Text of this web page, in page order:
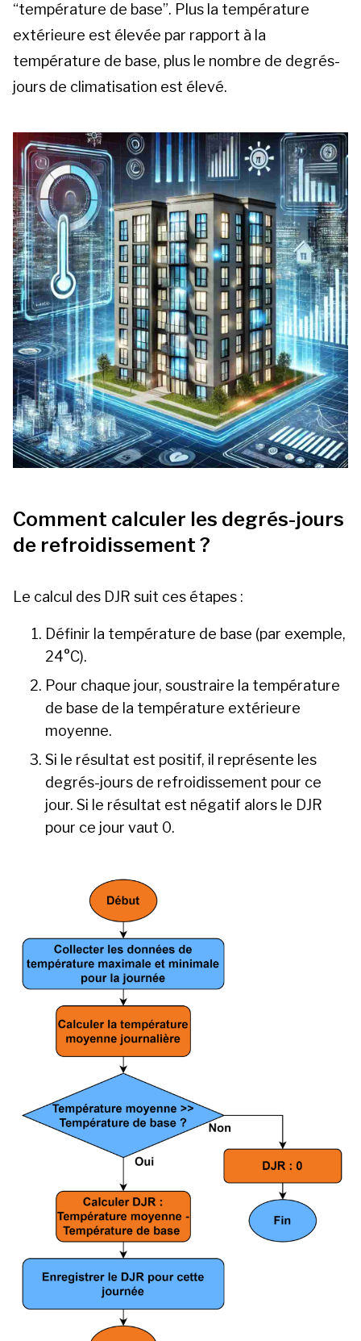
“température de base”. Plus la température
extérieure est élevée par rapport à la
température de base, plus le nombre de degrés-
jours de climatisation est élevé.
Comment calculer les degrés-jours
de refroidissement ?
Le calcul des DJR suit ces étapes :
Définir la température de base (par exemple,
24°C).
Pour chaque jour, soustraire la température
de base de la température extérieure
moyenne.
Si le résultat est positif, il représente les
degrés-jours de refroidissement pour ce
jour. Si le résultat est négatif alors le DJR
pour ce jour vaut 0.